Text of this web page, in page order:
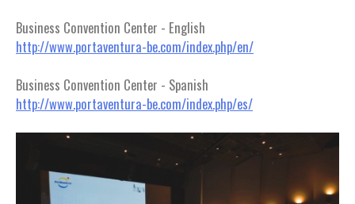
Business Convention Center - English
http://www.portaventura-be.com/index.php/en/
Business Convention Center - Spanish
http://www.portaventura-be.com/index.php/es/